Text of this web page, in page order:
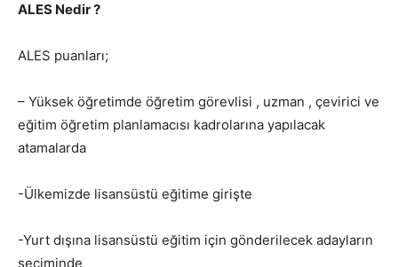
ALES Nedir ?
ALES puanları;
– Yüksek öğretimde öğretim görevlisi , uzman , çevirici ve
eğitim öğretim planlamacısı kadrolarına yapılacak
atamalarda
-Ülkemizde lisansüstü eğitime girişte
-Yurt dışına lisansüstü eğitim için gönderilecek adayların
seçiminde